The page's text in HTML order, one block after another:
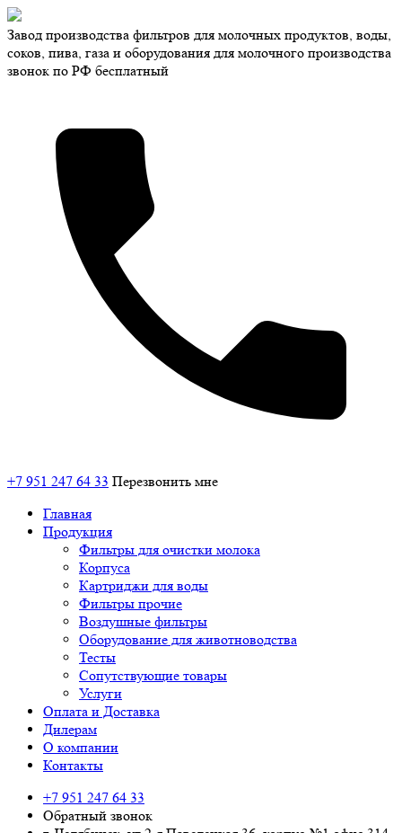
Завод производства фильтров для молочных продуктов, воды,
соков, пива, газа и оборудования для молочного производства
звонок по РФ бесплатный
+7 951 247 64 33 Перезвонить мне
Главная
Продукция
Фильтры для очистки молока
Корпуса
Картриджи для воды
Фильтры прочие
Воздушные фильтры
Оборудование для животноводства
Тесты
Сопутствующие товары
Услуги
Оплата и Доставка
Дилерам
О компании
Контакты
+7 951 247 64 33
Обратный звонок